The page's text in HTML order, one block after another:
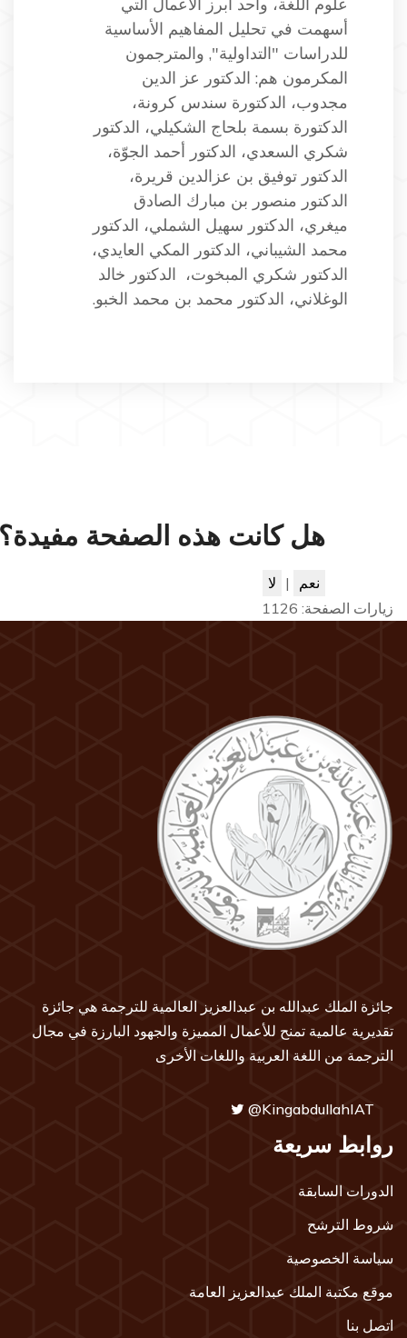
أسهمت في تحليل المفاهيم الأساسية
للدراسات "التداولية", والمترجمون
المكرمون هم: الدكتور عز الدين
مجدوب، الدكتورة سندس كرونة،
الدكتورة بسمة بلحاج الشكيلي، الدكتور
شكري السعدي، الدكتور أحمد الجوّة،
الدكتور توفيق بن عزالدين قريرة،
الدكتور منصور بن مبارك الصادق
ميغري، الدكتور سهيل الشملي، الدكتور
محمد الشيباني، الدكتور المكي العايدي،
الدكتور شكري المبخوت، الدكتور خالد
الوغلاني، الدكتور محمد بن محمد الخبو.
هل كانت هذه الصفحة
نعم | لا
زيارات الصفحة: 1126
جائزة الملك عبدالله بن عبدالعزيز العالمية للترجمة هي جائزة
تقديرية عالمية تمنح للأعمال المميزة والجهود البارزة في مجال
الترجمة من اللغة العربية واللغات الأخرى
@KingabdullahIAT
روابط سريعة
الدورات السابقة
شروط الترشح
سياسة الخصوصية
موقع مكتبة الملك عبدالعزيز العامة
اتصل بنا